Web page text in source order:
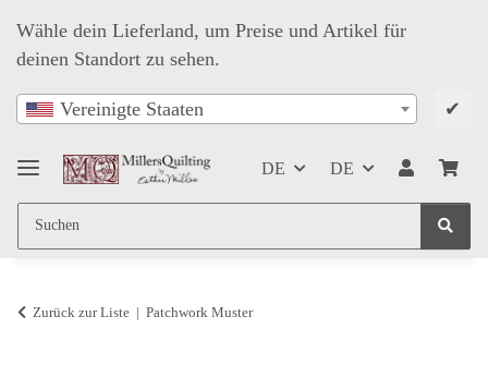
Wähle dein Lieferland, um Preise und Artikel für
deinen Standort zu sehen.
Vereinigte Staaten ✔
DE DE
Zurück zur Liste Patchwork Muster